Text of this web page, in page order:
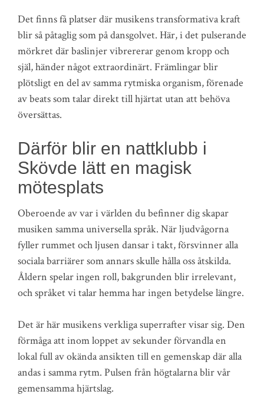
Det finns få platser där musikens transformativa kraft
blir så påtaglig som på dansgolvet. Här, i det pulserande
mörkret där baslinjer vibrererar genom kropp och
själ, händer något extraordinärt. Främlingar blir
plötsligt en del av samma rytmiska organism, förenade
av beats som talar direkt till hjärtat utan att behöva
översättas.
Därför blir en nattklubb i
Skövde lätt en magisk
mötesplats
Oberoende av var i världen du befinner dig skapar
musiken samma universella språk. När ljudvågorna
fyller rummet och ljusen dansar i takt, försvinner alla
sociala barriärer som annars skulle hålla oss åtskilda.
Åldern spelar ingen roll, bakgrunden blir irrelevant,
och språket vi talar hemma har ingen betydelse längre.
Det är här musikens verkliga superrafter visar sig. Den
förmåga att inom loppet av sekunder förvandla en
lokal full av okända ansikten till en gemenskap där alla
andas i samma rytm. Pulsen från högtalarna blir vår
gemensamma hjärtslag.